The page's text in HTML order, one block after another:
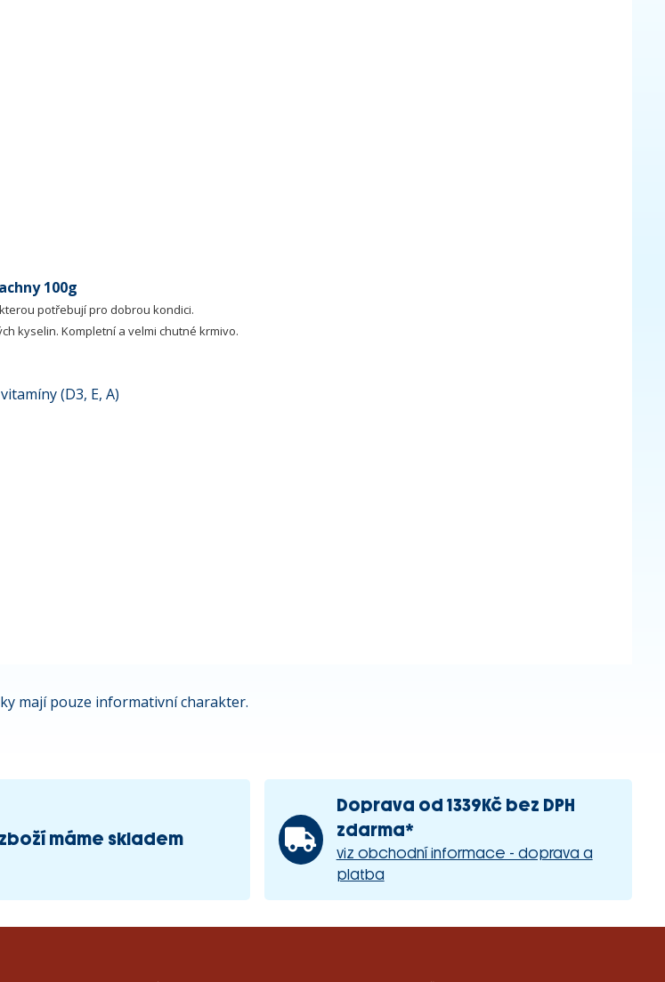
100g
potřebují pro dobrou kondici.
kyselin. Kompletní a velmi chutné krmivo.
(D3, E, A)
mají pouze informativní charakter.
zboží máme skladem
Doprava od 1339Kč bez DPH
zdarma*
viz obchodní informace - doprava a
platba